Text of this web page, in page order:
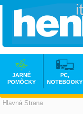
Hlavná Strana
JARNÉ
POMÔCKY
PC,
NOTEBOOKY